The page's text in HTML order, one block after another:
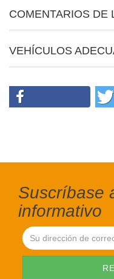
COMENTARIOS DE
VEHÍCULOS
Suscríbase
informativo